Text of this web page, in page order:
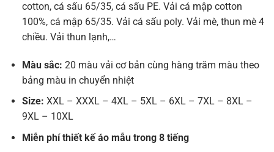
cotton, cá sấu 65/35, cá sấu PE. Vải cá mập cotton
100%, cá mập 65/35. Vải cá sấu poly. Vải mè, thun mè 4
chiều. Vải thun lạnh,…
Màu sắc: 20 màu vải cơ bản cùng hàng trăm màu theo
bảng màu in chuyển nhiệt
Size: XXL – XXXL – 4XL – 5XL – 6XL – 7XL – 8XL –
9XL – 10XL
Miễn phí thiết kế áo mẫu trong 8 tiếng